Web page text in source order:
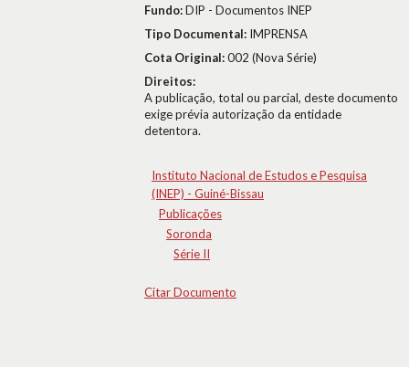
Fundo:DIP - Documentos INEP
Tipo Documental: IMPRENSA
Cota Original:002 (Nova Série)
Direitos:
A publicação, total ou parcial, deste documento
exige prévia autorização da entidade
detentora.
Instituto Nacional de Estudos e Pesquisa
(INEP) - Guiné-Bissau
Publicações
Soronda
Série II
Citar Documento